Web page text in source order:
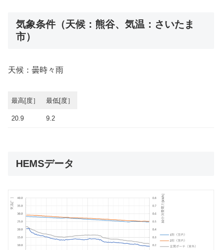
気象条件（天候：熊谷、気温：さいたま
市）
天候：曇時々雨
最高[度］ 最低[度］
20.9 9.2
HEMSデータ